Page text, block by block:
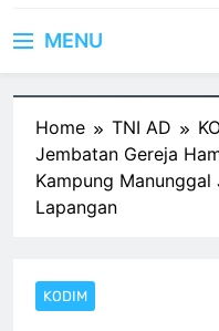
MENU
Home TNI AD
Jembatan Gereja
Kampung
Lapangan
KODIM